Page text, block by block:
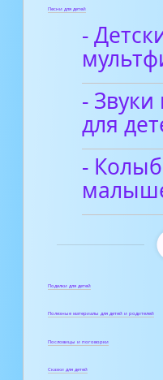
Песни для детей
-
-
для
-
Поделки для детей
Полезные материалы для детей и родителей
Пословицы и поговорки
Сказки для детей